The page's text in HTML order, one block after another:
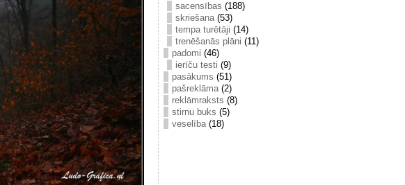
sacensības (188)
skriešana(53)
tempa turētāji (14)
trenēšanās plāni (11)
padomi (46)
ierīču testi (9)
pasākums (51)
pašreklāma(2)
reklāmraksts (8)
stirnu buks (5)
veselība(18)